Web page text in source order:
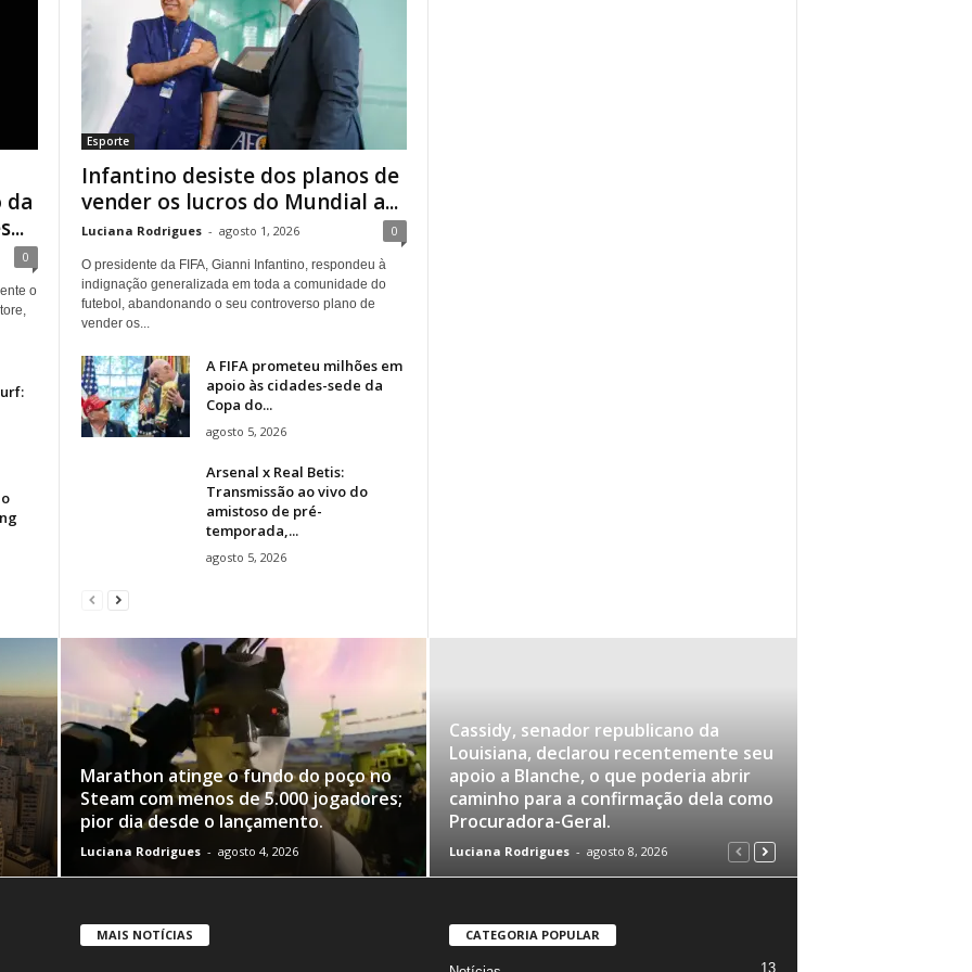
0
o
Esporte
Infantino desiste dos planos de
vender os lucros do Mundial a...
Luciana Rodrigues - agosto 1, 2026 0
O presidente da FIFA, Gianni Infantino, respondeu à
indignação generalizada em toda a comunidade do
futebol, abandonando o seu controverso plano de
vender os...
A FIFA prometeu milhões em
apoio às cidades-sede da
Copa do...
agosto 5, 2026
Arsenal x Real Betis:
Transmissão ao vivo do
amistoso de pré-
temporada,...
agosto 5, 2026
Marathon atinge o fundo do poço no
Steam com menos de 5.000 jogadores;
pior dia desde o lançamento.
Luciana Rodrigues - agosto 4, 2026
Cassidy, senador republicano da
Louisiana, declarou recentemente seu
apoio a Blanche, o que poderia abrir
caminho para a confirmação dela como
Procuradora-Geral.
Luciana Rodrigues - agosto 8, 2026
MAIS NOTÍCIAS CATEGORIA POPULAR
13